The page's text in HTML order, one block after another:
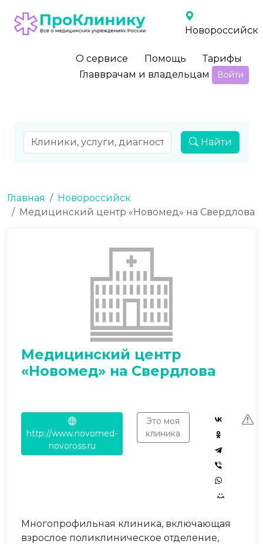
Новороссийск
О сервисе Помощь
Тарифы
Главврачам и владельцам
Войти
Найти
Главная
Новороссийск
Медицинский центр «Новомед» на Свердлова
Медицинский центр
«Новомед» на Свердлова
http://www.novomed-
novoross.ru
Это моя
клиника
Многопрофильная клиника, включающая
взрослое поликлиническое отделение,